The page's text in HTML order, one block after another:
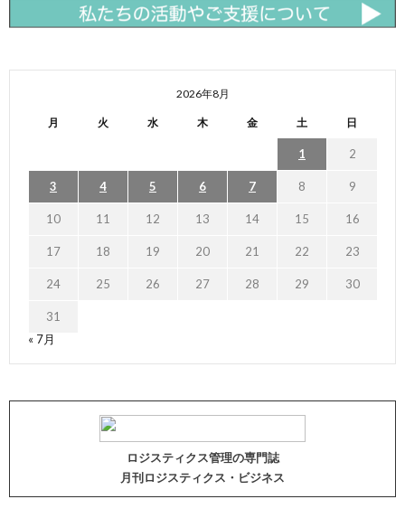
2026年8月
月 火 水 木 金 土 日
1 2
3 4 5 6 7 8 9
10 11 12 13 14 15 16
17 18 19 20 21 22 23
24 25 26 27 28 29 30
31
« 7月
ロジスティクス管理の専門誌
月刊ロジスティクス・ビジネス